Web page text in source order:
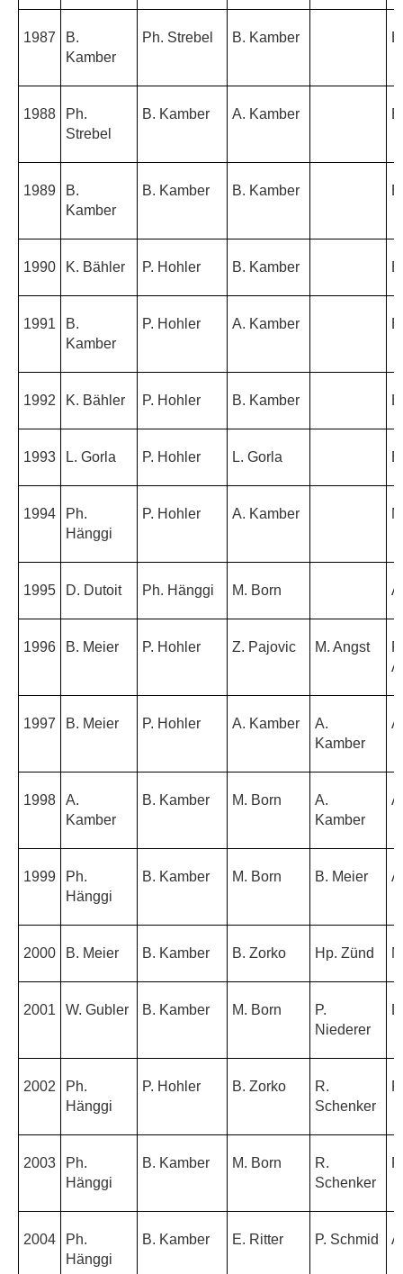
1987
B.
Kamber
Ph. Strebel B. Kamber
1988
Ph.
Strebel
B. Kamber A. Kamber
1989
B.
Kamber
B. Kamber B. Kamber
1990 K. Bähler P. Hohler B. Kamber
1991
B.
Kamber
P. Hohler A. Kamber
1992 K. Bähler P. Hohler B. Kamber
1993 L. Gorla P. Hohler L. Gorla
1994
Ph.
Hänggi
P. Hohler A. Kamber
1995 D. Dutoit Ph. Hänggi M. Born
1996 B. Meier P. Hohler Z. Pajovic M. Angst
1997 B. Meier P. Hohler A. Kamber
A.
Kamber
1998
A.
Kamber
B. Kamber M. Born
A.
Kamber
1999
Ph.
Hänggi
B. Kamber M. Born B. Meier
2000 B. Meier B. Kamber B. Zorko Hp. Zünd
2001 W. Gubler B. Kamber M. Born
P.
Niederer
2002
Ph.
Hänggi
P. Hohler B. Zorko
R.
Schenker
2003
Ph.
Hänggi
B. Kamber M. Born
R.
Schenker
2004
Ph.
Hänggi
B. Kamber E. Ritter P. Schmid